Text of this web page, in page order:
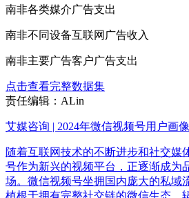
南非各类媒介广告支出
南非不同设备互联网广告收入
南非主要广告客户广告支出
点击查看完整数据集
责任编辑：ALin
艾媒咨询 | 2024年微信视频号用户画
随着互联网技术的不断进步和社交媒
号作为新兴的视频平台，正逐渐成为
场。微信视频号坐拥国内庞大的私域